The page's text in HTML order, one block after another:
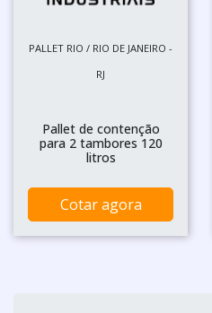
PALLET RIO / RIO DE JANEIRO -
RJ
Pallet de contenção
para 2 tambores 120
litros
Cotar agora